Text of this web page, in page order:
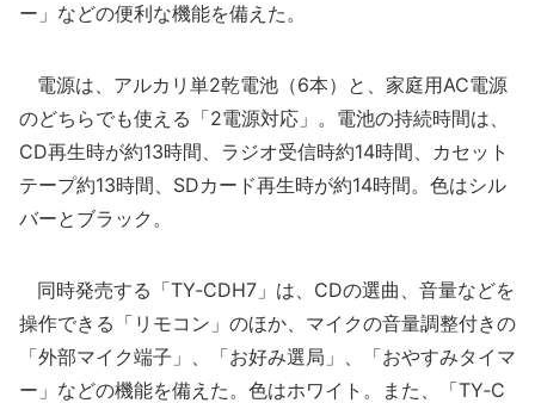
ー」などの便利な機能を備えた。
電源は、アルカリ単2乾電池（6本）と、家庭用AC電源
のどちらでも使える「2電源対応」。電池の持続時間は、
CD再生時が約13時間、ラジオ受信時約14時間、カセット
テープ約13時間、SDカード再生時が約14時間。色はシル
バーとブラック。
同時発売する「TY‐CDH7」は、CDの選曲、音量などを
操作できる「リモコン」のほか、マイクの音量調整付きの
「外部マイク端子」、「お好み選局」、「おやすみタイマ
ー」などの機能を備えた。色はホワイト。また、「TY‐C